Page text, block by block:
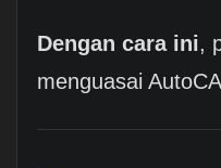
Dengan cara ini,
menguasai